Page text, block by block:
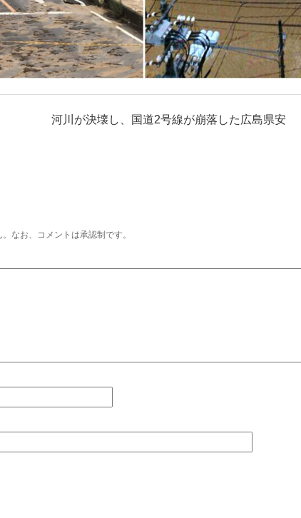
河川が決壊し、国道2号線が崩落した広島県安
なお、コメントは承認制です。